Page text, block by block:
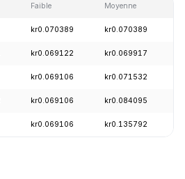
Faible Moyenne
kr0.070389 kr0.070389
kr0.069122 kr0.069917
kr0.069106 kr0.071532
kr0.069106 kr0.084095
kr0.069106 kr0.135792